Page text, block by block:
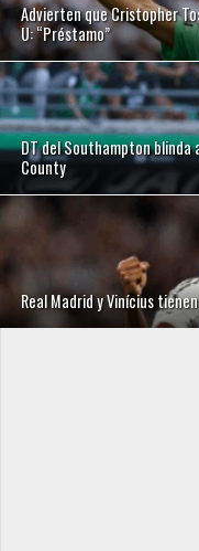
Advierten que Cristopher
U: “Préstamo”
DT del Southampton
County
Real Madrid y Vinícius